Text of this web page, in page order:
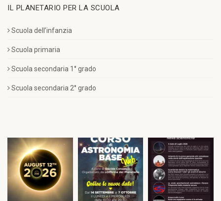
IL PLANETARIO PER LA SCUOLA
Scuola dell’infanzia
Scuola primaria
Scuola secondaria 1° grado
Scuola secondaria 2° grado